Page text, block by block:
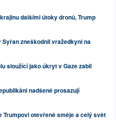
dalšími útoky dronů, Trump
zneškodnil vražedkyni na
sloužící jako úkryt v Gaze zabil
nadšeně prosazují
Trumpovi otevřeně směje a celý svět